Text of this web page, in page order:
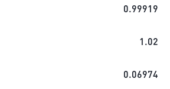
0.99919
1.02
0.06974